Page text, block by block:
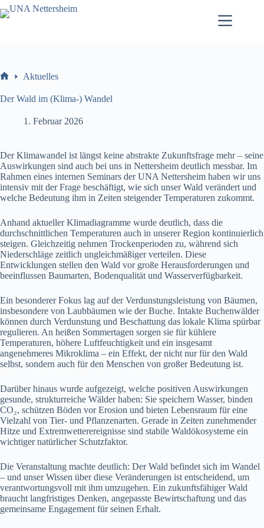
Zum
Inhalt
Aktuelles
Der Wald im (Klima-) Wandel
1. Februar 2026
Der Klimawandel ist längst keine abstrakte Zukunftsfrage mehr – seine
Auswirkungen sind auch bei uns in Nettersheim deutlich messbar. Im
Rahmen eines internen Seminars der UNA Nettersheim haben wir uns
intensiv mit der Frage beschäftigt, wie sich unser Wald verändert und
welche Bedeutung ihm in Zeiten steigender Temperaturen zukommt.
Anhand aktueller Klimadiagramme wurde deutlich, dass die
durchschnittlichen Temperaturen auch in unserer Region kontinuierlich
steigen. Gleichzeitig nehmen Trockenperioden zu, während sich
Niederschläge zeitlich ungleichmäßiger verteilen. Diese
Entwicklungen stellen den Wald vor große Herausforderungen und
beeinflussen Baumarten, Bodenqualität und Wasserverfügbarkeit.
Ein besonderer Fokus lag auf der Verdunstungsleistung von Bäumen,
insbesondere von Laubbäumen wie der Buche. Intakte Buchenwälder
können durch Verdunstung und Beschattung das lokale Klima spürbar
regulieren. An heißen Sommertagen sorgen sie für kühlere
Temperaturen, höhere Luftfeuchtigkeit und ein insgesamt
angenehmeres Mikroklima – ein Effekt, der nicht nur für den Wald
selbst, sondern auch für den Menschen von großer Bedeutung ist.
Darüber hinaus wurde aufgezeigt, welche positiven Auswirkungen
gesunde, strukturreiche Wälder haben: Sie speichern Wasser, binden
CO₂, schützen Böden vor Erosion und bieten Lebensraum für eine
Vielzahl von Tier- und Pflanzenarten. Gerade in Zeiten zunehmender
Hitze und Extremwetterereignisse sind stabile Waldökosysteme ein
wichtiger natürlicher Schutzfaktor.
Die Veranstaltung machte deutlich: Der Wald befindet sich im Wandel
– und unser Wissen über diese Veränderungen ist entscheidend, um
verantwortungsvoll mit ihm umzugehen. Ein zukunftsfähiger Wald
braucht langfristiges Denken, angepasste Bewirtschaftung und das
gemeinsame Engagement für seinen Erhalt.